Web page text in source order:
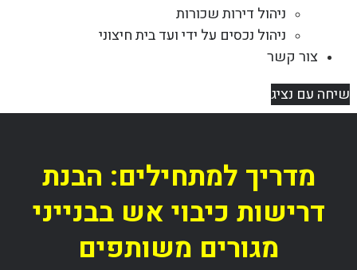
ניהול דירות שכורות
ניהול נכסים על ידי ועד בית חיצוני
צור קשר
שיחה עם נציג
מדריך למתחילים: הבנת
דרישות כיבוי אש בבנייני
מגורים משותפים